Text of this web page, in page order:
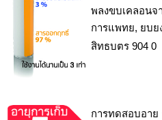
พลงขบเคลอนจ
การแพทย, ยบย
สิทธบตร 904 0
การทดสอบอา